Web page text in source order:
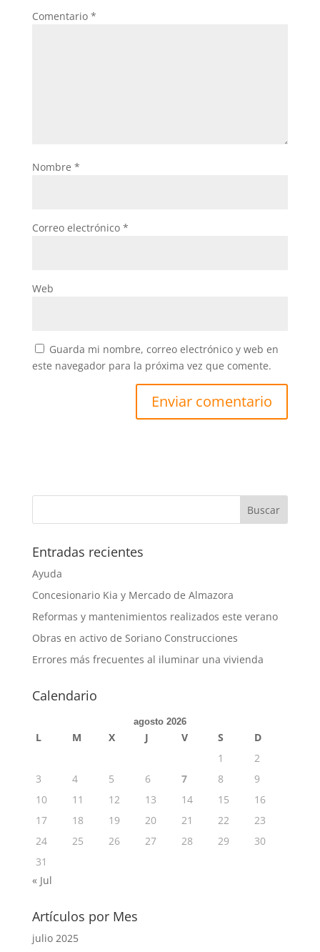
Comentario *
Nombre *
Correo electrónico *
Web
Guarda mi nombre, correo electrónico y web en
este navegador para la próxima vez que comente.
Entradas recientes
Ayuda
Concesionario Kia y Mercado de Almazora
Reformas y mantenimientos realizados este verano
Obras en activo de Soriano Construcciones
Errores más frecuentes al iluminar una vivienda
Calendario
agosto 2026
L M X J V S
D
1
2
3
4 5 6 7 8
9
10
11 12 13 14 15
16
17
18 19 20 21 22
23
24
25 26 27 28 29
30
31
« Jul
Artículos por Mes
julio 2025